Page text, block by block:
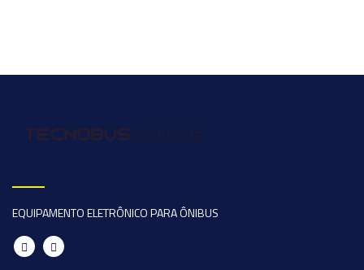
EQUIPAMENTO ELETRÔNICO PARA ÔNIBUS